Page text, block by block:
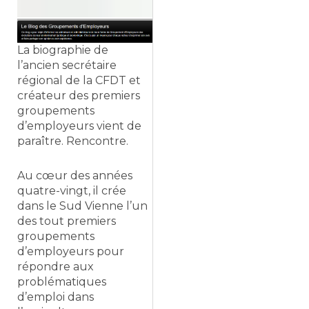
La biographie de
l’ancien secrétaire
régional de la CFDT et
créateur des premiers
groupements
d’employeurs vient de
paraître. Rencontre.
Au cœur des années
quatre-vingt, il crée
dans le Sud Vienne l’un
des tout premiers
groupements
d’employeurs pour
répondre aux
problématiques
d’emploi dans